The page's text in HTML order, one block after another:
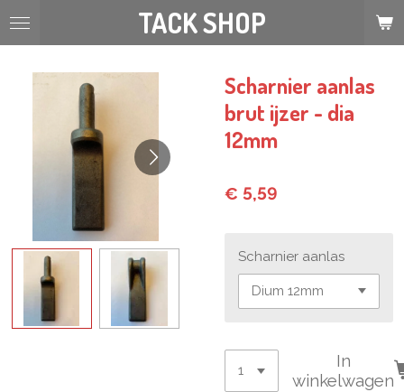
Ga
hoofdinhoud
TACK SHOP
Scharnier aanlas
brut ijzer - dia
12mm
€ 5,59
Scharnier aanlas
In
winkelwagen